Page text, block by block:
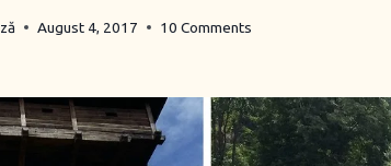
August 4, 2017 10 Comments